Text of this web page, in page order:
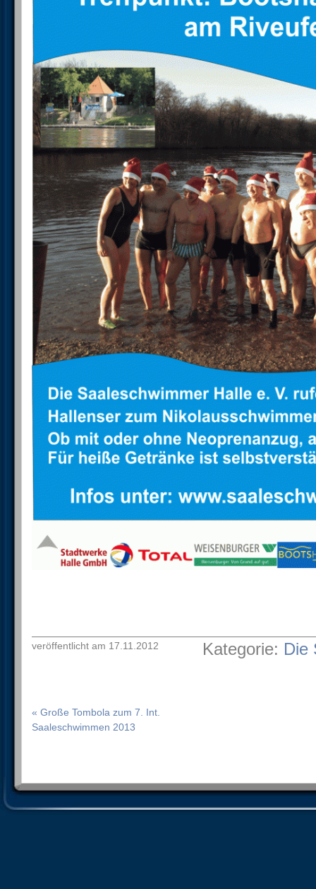
veröffentlicht am 17.11.2012 Kategorie: Die
« Große Tombola zum 7. Int.
Saaleschwimmen 2013